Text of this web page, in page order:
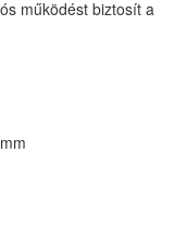
működést biztosít a